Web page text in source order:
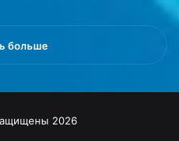
больше
2026